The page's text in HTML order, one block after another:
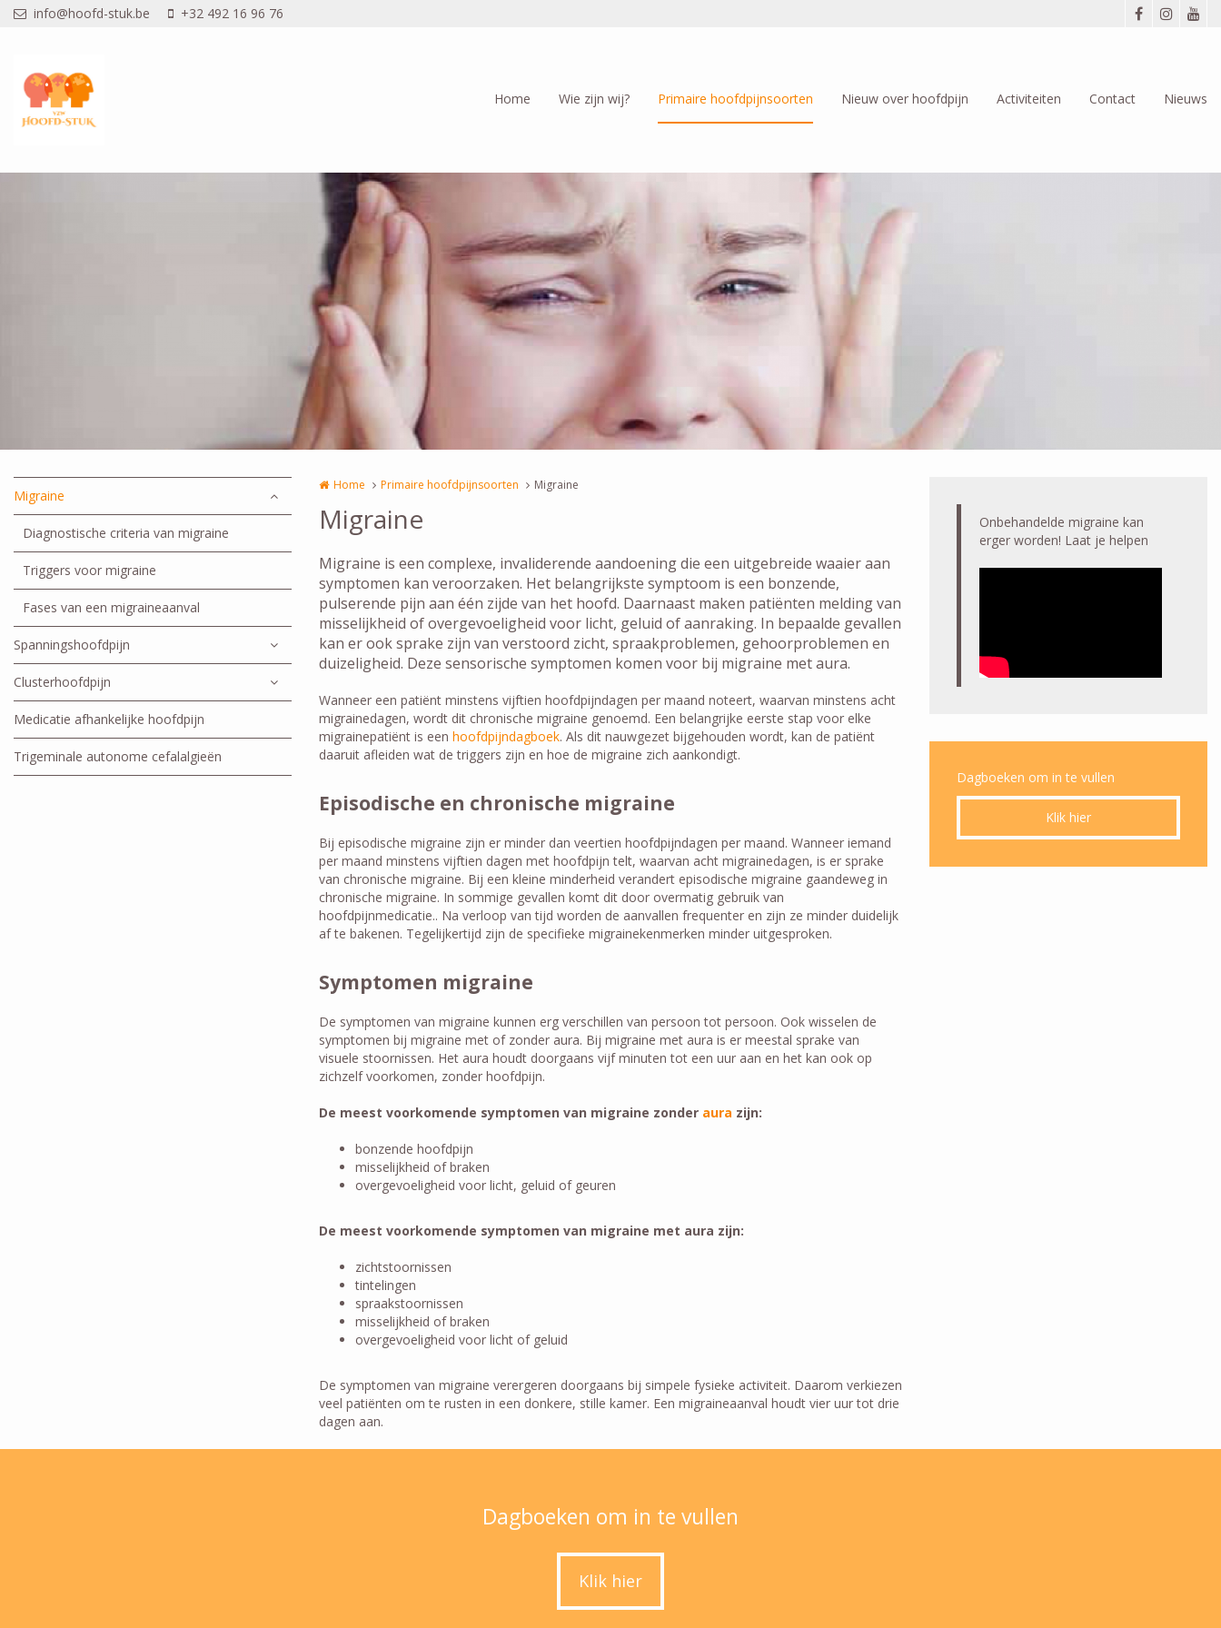
Overslaan en naar de inhoud gaan
info@hoofd-stuk.be +32 492 16 96 76
Home Wie zijn wij? Primaire hoofdpijnsoorten Nieuw over hoofdpijn Activiteiten Contact Nieuws
Migraine
Diagnostische criteria van migraine
Triggers voor migraine
Fases van een migraineaanval
Spanningshoofdpijn
Clusterhoofdpijn
Medicatie afhankelijke hoofdpijn
Trigeminale autonome cefalalgieën
Home Primaire hoofdpijnsoorten Migraine
Migraine
Migraine is een complexe, invaliderende aandoening die een uitgebreide waaier aan
symptomen kan veroorzaken. Het belangrijkste symptoom is een bonzende,
pulserende pijn aan één zijde van het hoofd. Daarnaast maken patiënten melding van
misselijkheid of overgevoeligheid voor licht, geluid of aanraking. In bepaalde gevallen
kan er ook sprake zijn van verstoord zicht, spraakproblemen, gehoorproblemen en
duizeligheid. Deze sensorische symptomen komen voor bij migraine met aura.
Wanneer een patiënt minstens vijftien hoofdpijndagen per maand noteert, waarvan minstens acht
migrainedagen, wordt dit chronische migraine genoemd. Een belangrijke eerste stap voor elke
migrainepatiënt is een hoofdpijndagboek. Als dit nauwgezet bijgehouden wordt, kan de patiënt
daaruit afleiden wat de triggers zijn en hoe de migraine zich aankondigt.
Episodische en chronische migraine
Bij episodische migraine zijn er minder dan veertien hoofdpijndagen per maand. Wanneer iemand
per maand minstens vijftien dagen met hoofdpijn telt, waarvan acht migrainedagen, is er sprake
van chronische migraine. Bij een kleine minderheid verandert episodische migraine gaandeweg in
chronische migraine. In sommige gevallen komt dit door overmatig gebruik van
hoofdpijnmedicatie.. Na verloop van tijd worden de aanvallen frequenter en zijn ze minder duidelijk
af te bakenen. Tegelijkertijd zijn de specifieke migrainekenmerken minder uitgesproken.
Symptomen migraine
De symptomen van migraine kunnen erg verschillen van persoon tot persoon. Ook wisselen de
symptomen bij migraine met of zonder aura. Bij migraine met aura is er meestal sprake van
visuele stoornissen. Het aura houdt doorgaans vijf minuten tot een uur aan en het kan ook op
zichzelf voorkomen, zonder hoofdpijn.
De meest voorkomende symptomen van migraine zonder aura zijn:
bonzende hoofdpijn
misselijkheid of braken
overgevoeligheid voor licht, geluid of geuren
De meest voorkomende symptomen van migraine met aura zijn:
zichtstoornissen
tintelingen
spraakstoornissen
misselijkheid of braken
overgevoeligheid voor licht of geluid
De symptomen van migraine verergeren doorgaans bij simpele fysieke activiteit. Daarom verkiezen
veel patiënten om te rusten in een donkere, stille kamer. Een migraineaanval houdt vier uur tot drie
dagen aan.
Onbehandelde migraine kan
erger worden! Laat je helpen
Dagboeken om in te vullen
Klik hier
Dagboeken om in te vullen
Klik hier